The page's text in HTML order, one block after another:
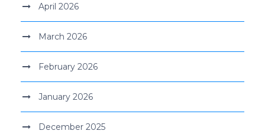
April 2026
March 2026
February 2026
January 2026
December 2025